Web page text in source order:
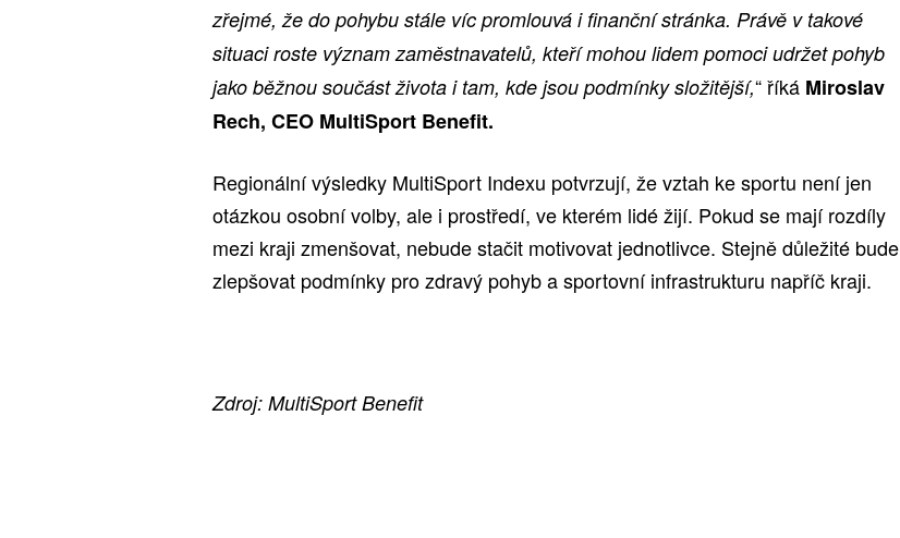
zřejmé, že do pohybu stále víc promlouvá i finanční stránka. Právě v takové
situaci roste význam zaměstnavatelů, kteří mohou lidem pomoci udržet pohyb
jako běžnou součást života i tam, kde jsou podmínky složitější,“ říká Miroslav
Rech, CEO MultiSport Benefit.
Regionální výsledky MultiSport Indexu potvrzují, že vztah ke sportu není jen
otázkou osobní volby, ale i prostředí, ve kterém lidé žijí. Pokud se mají rozdíly
mezi kraji zmenšovat, nebude stačit motivovat jednotlivce. Stejně důležité bude
zlepšovat podmínky pro zdravý pohyb a sportovní infrastrukturu napříč kraji.
Zdroj: MultiSport Benefit